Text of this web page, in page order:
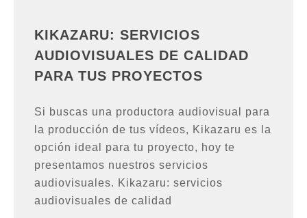
KIKAZARU: SERVICIOS
AUDIOVISUALES DE CALIDAD
PARA TUS PROYECTOS
Si buscas una productora audiovisual para
la producción de tus vídeos, Kikazaru es la
opción ideal para tu proyecto, hoy te
presentamos nuestros servicios
audiovisuales. Kikazaru: servicios
audiovisuales de calidad